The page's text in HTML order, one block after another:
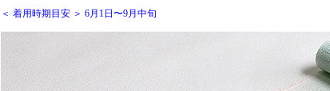
＜ 着用時期目安 ＞ 6月1日〜9月中旬